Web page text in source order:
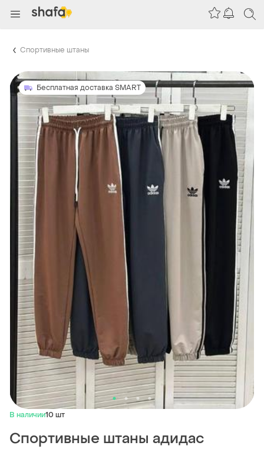
Спортивные штаны
Бесплатная доставка SMART
В наличии10 шт
Спортивные штаны адидас